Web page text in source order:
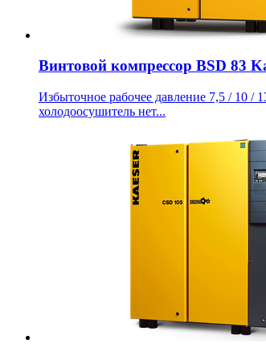
Винтовой компрессор BSD 83
Избыточное рабочее давление 7,5 / 10 /
холодоосушитель нет...